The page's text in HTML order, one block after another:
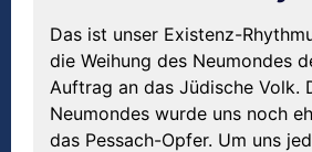
Das ist unser Existenz-
die Weihung des Neumondes
Auftrag an das Jüdische Volk.
Neumondes wurde uns noch
das Pessach-Opfer. Um uns